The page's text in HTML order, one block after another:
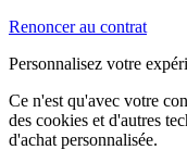
Renoncer au contrat
Personnalisez votre
Ce n'est qu'avec votre
des cookies et d'autres
d'achat personnalisée.